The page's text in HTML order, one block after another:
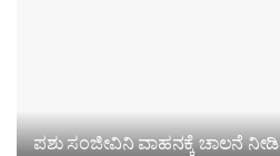
ಪಶು ಸಂಜೀವಿನಿ ವಾಹನಕ್ಕೆ ಚಾಲನೆ